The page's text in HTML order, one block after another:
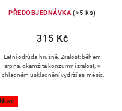
PŘEDOBJEDNÁVKA (>5 ks)
315 Kč
Letní odrůda hrušně. Zralost: během
srpna, okamžitá konzumní zralost, v
chladném uskladnění vydrží asi měsíc
Nové